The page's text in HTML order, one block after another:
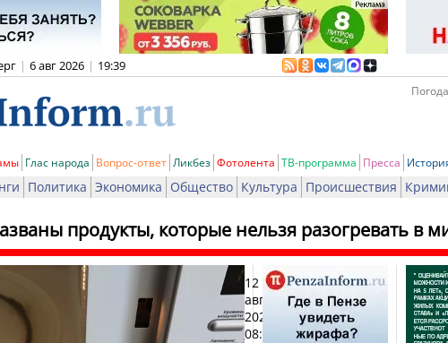
| 6 авг 2026 | 19:39
Глас народа Вопрос-ответ Ликбез Фотолента ТВ-программа Пресса
Политика Экономика Общество Культура Происшествия
продукты, которые нельзя разогревать в
12
августа
2025,
08:55